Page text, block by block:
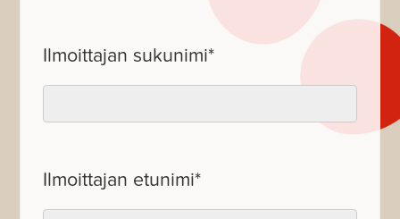
Ilmoittajan sukunimi*
Ilmoittajan etunimi*